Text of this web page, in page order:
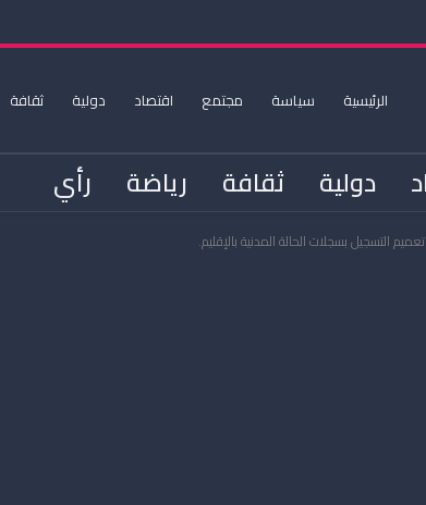
الرئيسية سياسة مجتمع اقتصاد دولية ثقافة
دولية ثقافة رياضة رأي
التسجيل بسجلات الحالة المدنية بالإقليم.